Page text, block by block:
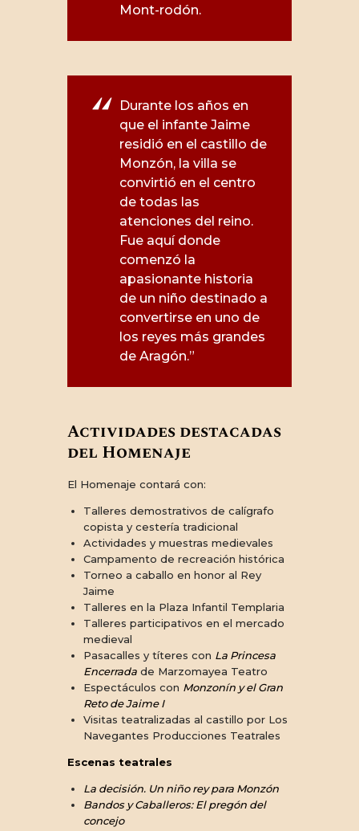
Mont-rodón.
Durante los años en
que el infante Jaime
residió en el castillo de
Monzón, la villa se
convirtió en el centro
de todas las
atenciones del reino.
Fue aquí donde
comenzó la
apasionante historia
de un niño destinado a
convertirse en uno de
los reyes más grandes
de Aragón.”
Actividades destacadas
del Homenaje
El Homenaje contará con:
Talleres demostrativos de calígrafo
copista y cestería tradicional
Actividades y muestras medievales
Campamento de recreación histórica
Torneo a caballo en honor al Rey
Jaime
Talleres en la Plaza Infantil Templaria
Talleres participativos en el mercado
medieval
Pasacalles y títeres con La Princesa
Encerradade Marzomayea Teatro
Espectáculos con Monzonín y el Gran
Reto de Jaime I
Visitas teatralizadas al castillo por Los
Navegantes Producciones Teatrales
Escenas teatrales
La decisión. Un niño rey para Monzón
Bandos y Caballeros: El pregón del
concejo